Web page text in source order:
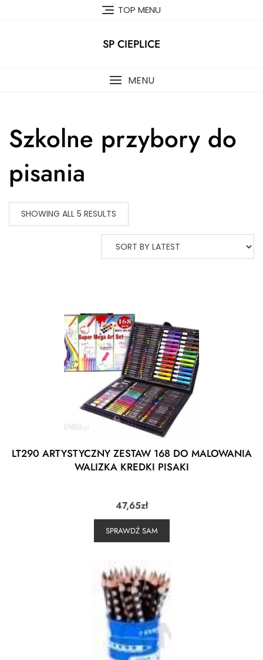
TOP MENU
SP CIEPLICE
MENU
Szkolne przybory do
pisania
SHOWING ALL 5 RESULTS
LT290 ARTYSTYCZNY ZESTAW 168 DO MALOWANIA
WALIZKA KREDKI PISAKI
47,65zł
SPRAWDŹ SAM